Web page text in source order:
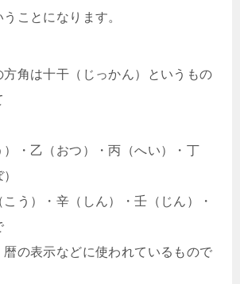
ことになります。
方角は十干（じっかん）というもの
・乙（おつ）・丙（へい）・丁
こう）・辛（しん）・壬（じん）・
暦の表示などに使われているもので